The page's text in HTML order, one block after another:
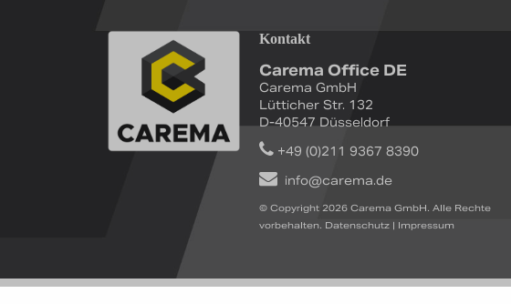
Kontakt
Carema Office DE
Carema GmbH
Lütticher Str. 132
D-40547 Düsseldorf
+49 (0)211 9367 8390
info@carema.de
© Copyright 2026 Carema GmbH. Alle Rechte
vorbehalten. Datenschutz | Impressum